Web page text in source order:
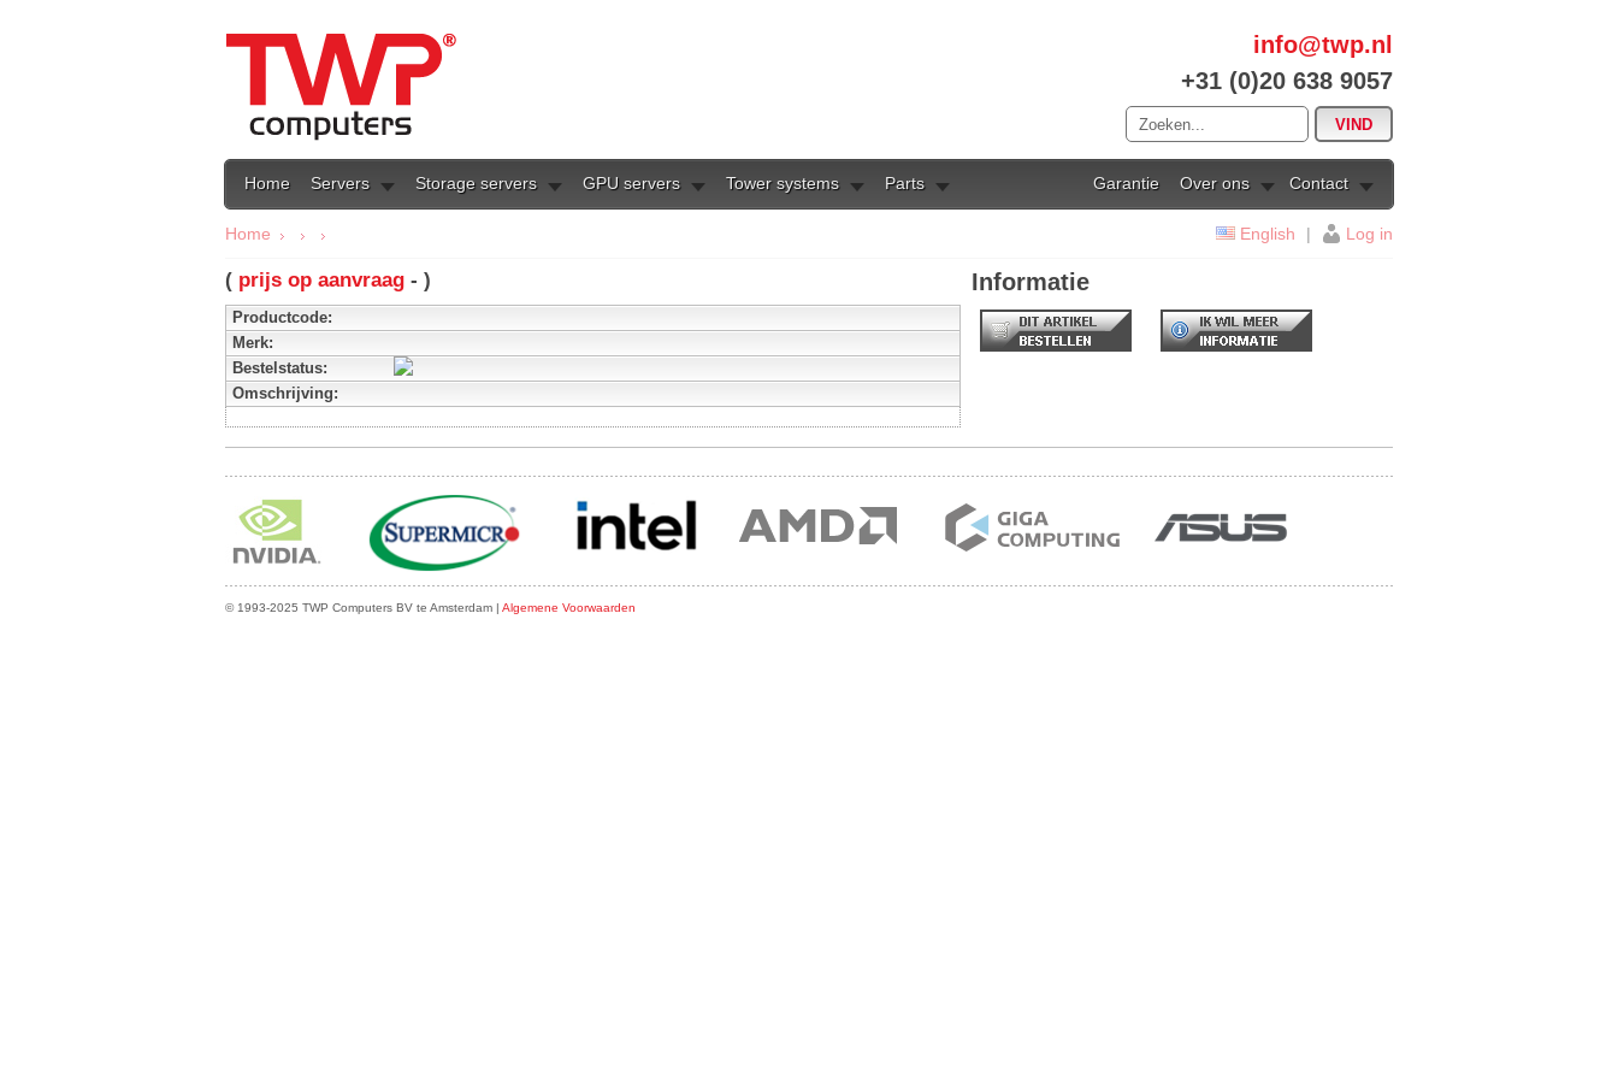
info@twp.nl
+31 (0)20 638 9057
Home Servers Storage servers GPU servers Tower systems Parts Contact
Over ons
Garantie
Home English | Log in
( prijs op aanvraag - )
Productcode:
Merk:
Bestelstatus:
Omschrijving:
Informatie
© 1993-2025 TWP Computers BV te Amsterdam | Algemene Voorwaarden